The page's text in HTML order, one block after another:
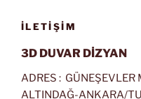
İLETIŞIM
3D DUVAR DİZYAN
ADRES : GÜNEŞEVLER
ALTINDAĞ-ANKARA/